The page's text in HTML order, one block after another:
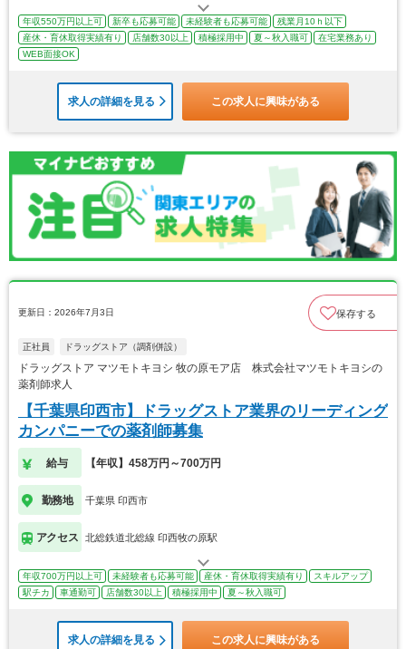
年収550万円以上可 新卒も応募可能 未経験者も応募可能
残業月10ｈ以下
産休・育休取得実績有り
店舗数30以上 積極採用中 夏～秋入職可
在宅業務あり
WEB面接OK
求人の詳細を見る この求人に興味がある
更新日：2026年7月3日 保存する
正社員 ドラッグストア（調剤併設）
ドラッグストア マツモトキヨシ 牧の原モア店 株式会社マツモトキヨシの
薬剤師求人
【千葉県印西市】ドラッグストア業界のリーディング
カンパニーでの薬剤師募集
給与 【年収】458万円～700万円
勤務地 千葉県 印西市
アクセス 北総鉄道北総線 印西牧の原駅
年収700万円以上可 未経験者も応募可能 産休・育休取得実績有り
スキルアップ
駅チカ
車通勤可 店舗数30以上 積極採用中 夏～秋入職可
求人の詳細を見る この求人に興味がある